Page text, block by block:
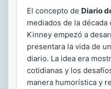
El concepto de Diario
mediados de la década
Kinney empezó a
presentara la vida de
diario. La idea era
cotidianas y los
manera humorística y